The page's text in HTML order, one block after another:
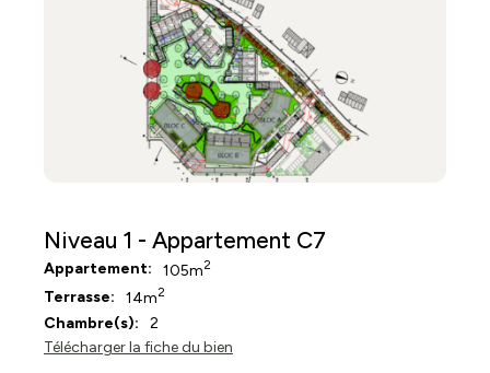
Niveau 1 - Appartement C7
Appartement: 105m2
Terrasse: 14m2
Chambre(s):
2
Télécharger la fiche du bien